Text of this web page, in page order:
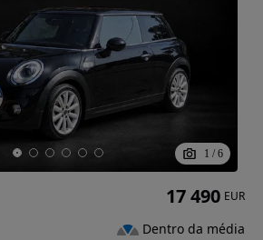
1 / 6
17 490 EUR
Dentro da média